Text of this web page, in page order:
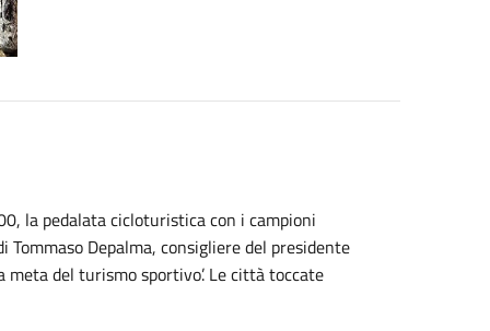
la pedalata cicloturistica con i campioni
Depalma, consigliere del presidente
del turismo sportivo’. Le città toccate